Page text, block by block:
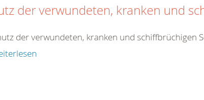
der verwundeten, kranken und
der verwundeten, kranken und schiffbrüchigen